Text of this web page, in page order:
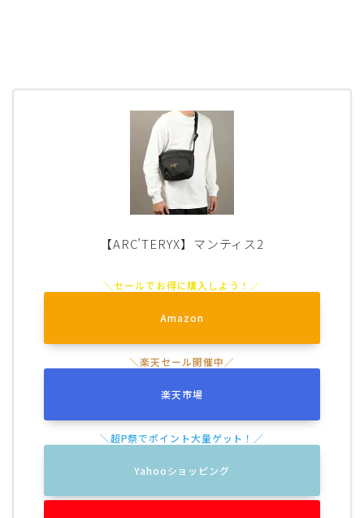
【ARC’TERYX】マンティス2
Amazon
楽天市場
Yahooショッピング